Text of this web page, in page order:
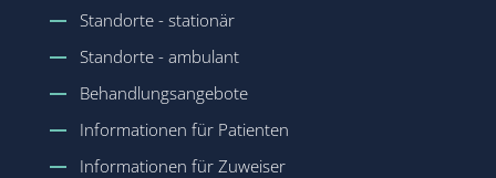
Standorte - stationär
Standorte - ambulant
Behandlungsangebote
Informationen für Patienten
Informationen für Zuweiser